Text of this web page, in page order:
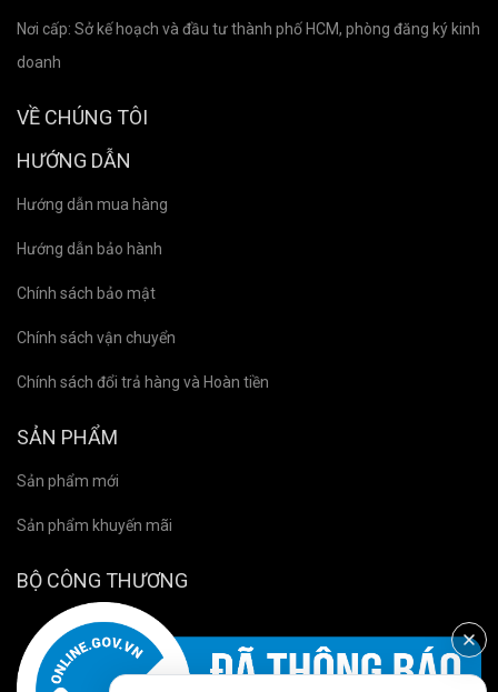
Nơi cấp: Sở kế hoạch và đầu tư thành phố HCM, phòng đăng ký kinh
doanh
VỀ CHÚNG TÔI
HƯỚNG DẪN
Hướng dẫn mua hàng
Hướng dẫn bảo hành
Chính sách bảo mật
Chính sách vận chuyển
Chính sách đổi trả hàng và Hoàn tiền
SẢN PHẨM
Sản phẩm mới
Sản phẩm khuyến mãi
BỘ CÔNG THƯƠNG